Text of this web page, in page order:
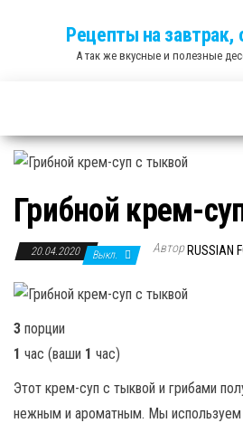
Рецепты на завтрак,
А так же вкусные и полезные
Грибной крем-
20.04.2020 Выкл. Автор RUSSIAN
3 порции
1 час (ваши 1 час)
Этот крем-суп с тыквой и грибами
нежным и ароматным. Мы используем